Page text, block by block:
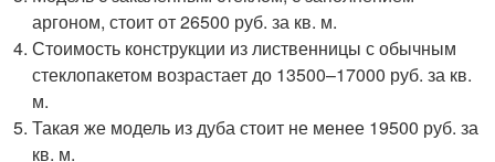
аргоном, стоит от 26500 руб. за кв. м.
Стоимость конструкции из лиственницы с обычным
стеклопакетом возрастает до 13500–17000 руб. за кв.
м.
Такая же модель из дуба стоит не менее 19500 руб. за
кв. м.